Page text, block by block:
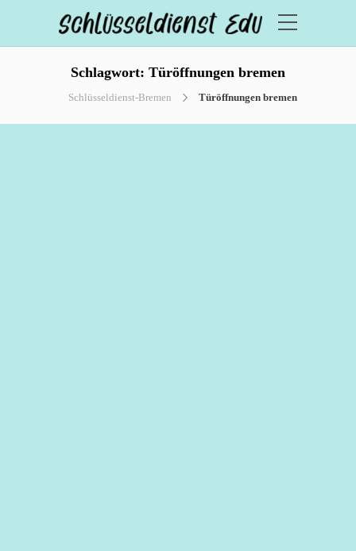
Schlagwort: Türöffnungen bremen
Schlüsseldienst-Bremen Türöffnungen bremen